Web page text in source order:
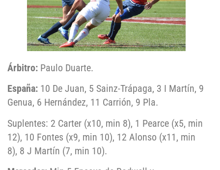
Árbitro: Paulo Duarte.
España: 10 De Juan, 5 Sainz-Trápaga, 3 I Martín, 9
Genua, 6 Hernández, 11 Carrión, 9 Pla.
Suplentes: 2 Carter (x10, min 8), 1 Pearce (x5, min
12), 10 Fontes (x9, min 10), 12 Alonso (x11, min
8), 8 J Martín (7, min 10).